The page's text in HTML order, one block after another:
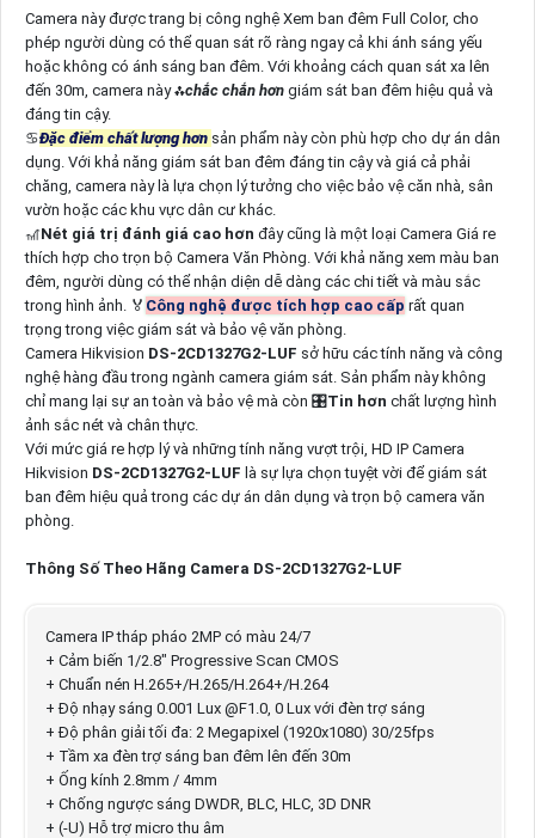
Camera này được trang bị công nghệ Xem ban đêm Full Color, cho
phép người dùng có thể quan sát rõ ràng ngay cả khi ánh sáng yếu
hoặc không có ánh sáng ban đêm. Với khoảng cách quan sát xa lên
đến 30m, camera này ⁂chắc chắn hơngiám sát ban đêm hiệu quả và
đáng tin cậy.
♋Đặc điểm chất lượng hơn sản phẩm này còn phù hợp cho dự án dân
dụng. Với khả năng giám sát ban đêm đáng tin cậy và giá cả phải
chăng, camera này là lựa chọn lý tưởng cho việc bảo vệ căn nhà, sân
vườn hoặc các khu vực dân cư khác.
🎢Nét giá trị đánh giá cao hơn đây cũng là một loại Camera Giá re
thích hợp cho trọn bộ Camera Văn Phòng. Với khả năng xem màu ban
đêm, người dùng có thể nhận diện dễ dàng các chi tiết và màu sắc
trong hình ảnh. ️🏅 Công nghệ được tích hợp cao cấp rất quan
trọng trong việc giám sát và bảo vệ văn phòng.
Camera Hikvision DS-2CD1327G2-LUF sở hữu các tính năng và công
nghệ hàng đầu trong ngành camera giám sát. Sản phẩm này không
chỉ mang lại sự an toàn và bảo vệ mà còn 🎛Tin hơn chất lượng hình
ảnh sắc nét và chân thực.
Với mức giá re hợp lý và những tính năng vượt trội, HD IP Camera
Hikvision DS-2CD1327G2-LUF là sự lựa chọn tuyệt vời để giám sát
ban đêm hiệu quả trong các dự án dân dụng và trọn bộ camera văn
phòng.
Thông Số Theo Hãng Camera DS-2CD1327G2-LUF
Camera IP tháp pháo 2MP có màu 24/7
+ Cảm biến 1/2.8" Progressive Scan CMOS
+ Chuẩn nén H.265+/H.265/H.264+/H.264
+ Độ nhạy sáng 0.001 Lux @F1.0, 0 Lux với đèn trợ sáng
+ Độ phân giải tối đa: 2 Megapixel (1920x1080) 30/25fps
+ Tầm xa đèn trợ sáng ban đêm lên đến 30m
+ Ống kính 2.8mm / 4mm
+ Chống ngược sáng DWDR, BLC, HLC, 3D DNR
+ (-U) Hỗ trợ micro thu âm